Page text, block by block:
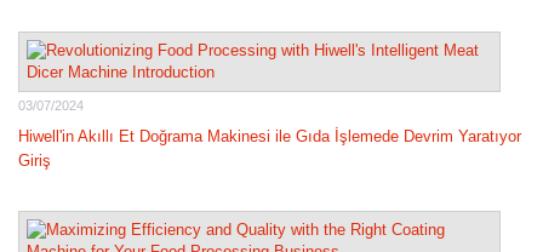
03/07/2024
Hiwell'in Akıllı Et Doğrama Makinesi ile Gıda İşlemede Devrim Yaratıyor
Giriş